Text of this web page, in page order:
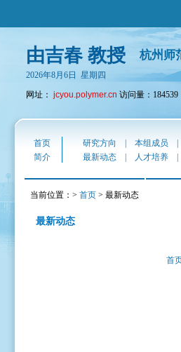
由吉春 教授 杭州师
2026年8月6日 星期四
网址： jcyou.polymer.cn 访问量：184539
首页 研究方向 本组成员
简介
最新动态 人才培养
当前位置：> 首页 > 最新动态
最新动态
首